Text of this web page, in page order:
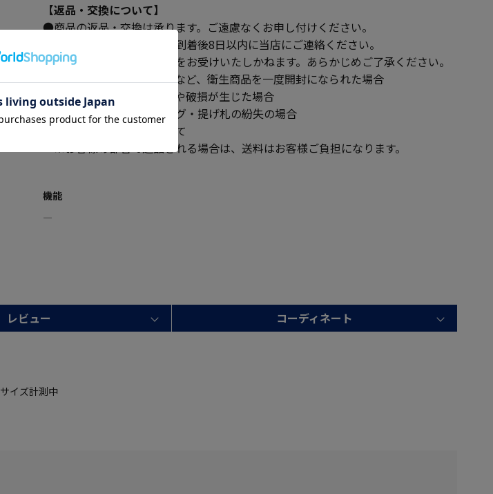
【返品・交換について】
●商品の返品・交換は承ります。ご遠慮なくお申し付けください。
●返品・交換は、原則商品到着後8日以内に当店にご連絡ください。
●以下の場合は返品・交換をお受けいたしかねます。あらかじめご了承ください。
※肌着・パジャマ・靴下など、衛生商品を一度開封になられた場合
※お客様の責任で、キズや破損が生じた場合
※商品に付属しているタグ・提げ札の紛失の場合
●返送にかかる送料について
※お客様の都合で返品される場合は、送料はお客様ご負担になります。
機能
―
レビュー コーディネート
サイズ計測中